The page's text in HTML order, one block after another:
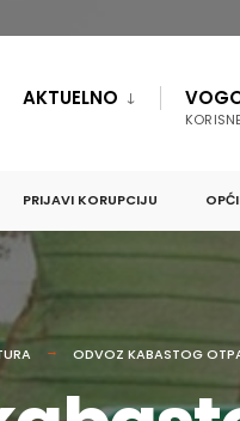
AKTUELNO
PRIJAVI KORUPCIJU
ODVOZ KABASTOG